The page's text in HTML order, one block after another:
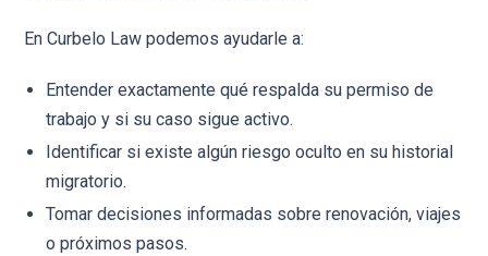
En Curbelo Law podemos ayudarle a:
Entender exactamente qué respalda su permiso de
trabajo y si su caso sigue activo.
Identificar si existe algún riesgo oculto en su historial
migratorio.
Tomar decisiones informadas sobre renovación, viajes
o próximos pasos.